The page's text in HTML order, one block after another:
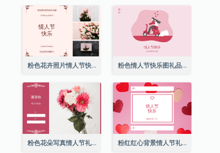
粉色花卉照片情人节快乐礼品卡 粉色情人节快乐图礼品卡
粉色花朵写真情人节礼品卡 粉红红心背景情人节礼品卡